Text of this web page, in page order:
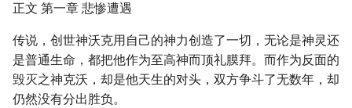
正文 第一章 悲惨遭遇
传说，创世神沃克用自己的神力创造了一切，无论是神灵还
是普通生命，都把他作为至高神而顶礼膜拜。而作为反面的
毁灭之神克沃，却是他天生的对头，双方争斗了无数年，却
仍然没有分出胜负。